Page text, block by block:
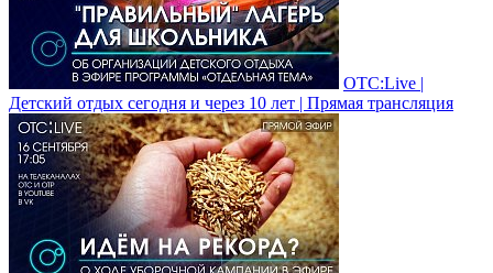
ОТС:Live |
Детский отдых сегодня и через 10 лет | Прямая трансляция